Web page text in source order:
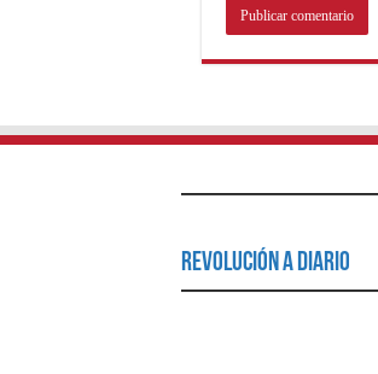
Revolución a Diario